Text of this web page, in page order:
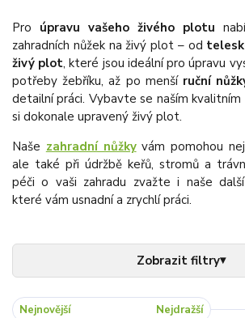
Pro úpravu vašeho živého plotu
zahradních nůžek na živý plot – od
živý plot, které jsou ideální pro úpravu
potřeby žebříku, až po menší ruční
detailní práci. Vybavte se naším
si dokonale upravený živý plot.
Naše zahradní nůžkyvám pomohou
ale také při údržbě keřů, stromů a
péči o vaši zahradu zvažte i naše další
které vám usnadní a zrychlí práci.
Nejnovější Nejdražší